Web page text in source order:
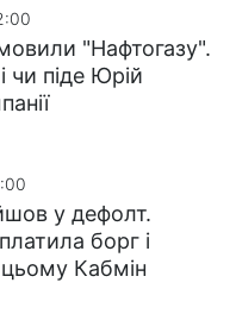
"Нафтогазу".
піде Юрій
у дефолт.
борг і
Кабмін